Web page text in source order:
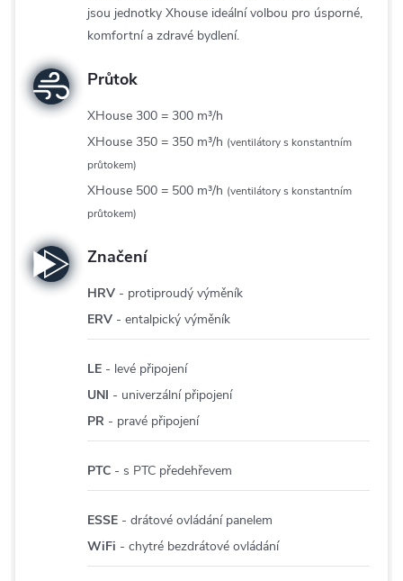
jsou jednotky Xhouse ideální volbou pro úsporné,
komfortní a zdravé bydlení.
Průtok
XHouse 300 = 300 m³/h
XHouse 350 = 350 m³/h (ventilátory s konstantním
průtokem)
XHouse 500 = 500 m³/h (ventilátory s konstantním
průtokem)
Značení
HRV - protiproudý výměník
ERV - entalpický výměník
LE - levé připojení
UNI - univerzální připojení
PR - pravé připojení
PTC - s PTC předehřevem
ESSE - drátové ovládání panelem
WiFi - chytré bezdrátové ovládání